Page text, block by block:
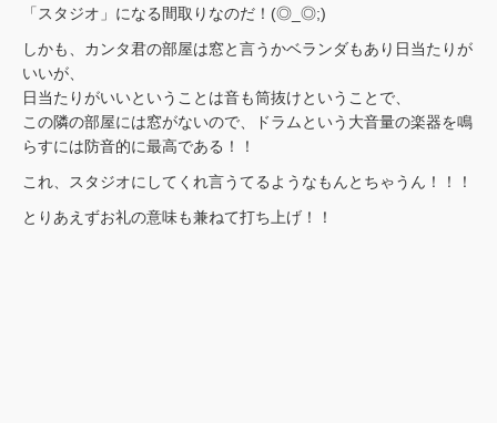
「スタジオ」になる間取りなのだ！(◎_◎;)
しかも、カンタ君の部屋は窓と言うかベランダもあり日当たりが
いいが、
日当たりがいいということは音も筒抜けということで、
この隣の部屋には窓がないので、ドラムという大音量の楽器を鳴
らすには防音的に最高である！！
これ、スタジオにしてくれ言うてるようなもんとちゃうん！！！
とりあえずお礼の意味も兼ねて打ち上げ！！